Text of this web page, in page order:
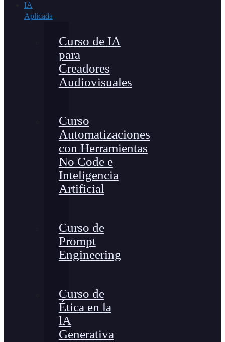
IA
Aplicada
Curso de IA
para
Creadores
Audiovisuales
Curso
Automatizaciones
con Herramientas
No Code e
Inteligencia
Artificial
Curso de
Prompt
Engineering
Curso de
Ética en la
lA
Generativa